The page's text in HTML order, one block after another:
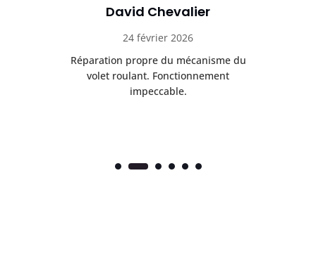
David Chevalier
24 février 2026
Réparation propre du mécanisme du
volet roulant. Fonctionnement
impeccable.